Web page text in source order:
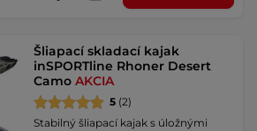
Šliapací skladací kajak
inSPORTline Rhoner Desert
CamoAKCIA
5 (2)
Stabilný šliapací kajak s úložnými